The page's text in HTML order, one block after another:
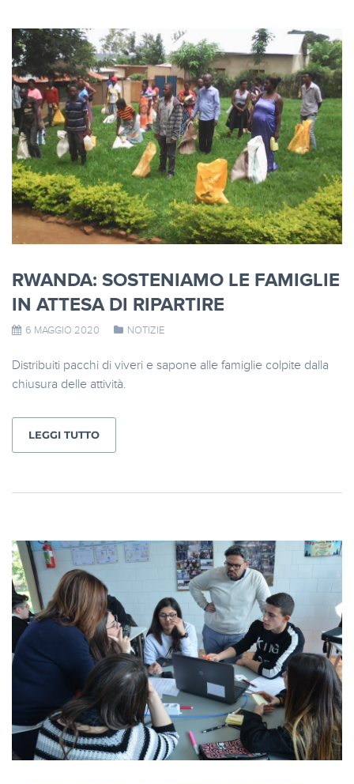
RWANDA: SOSTENIAMO LE FAMIGLIE
IN ATTESA DI RIPARTIRE
6 MAGGIO 2020 NOTIZIE
Distribuiti pacchi di viveri e sapone alle famiglie colpite dalla
chiusura delle attività.
LEGGI TUTTO